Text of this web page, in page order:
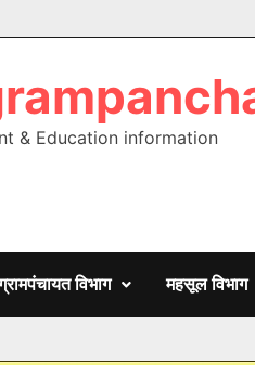
& Education information
विभाग महसूल विभाग